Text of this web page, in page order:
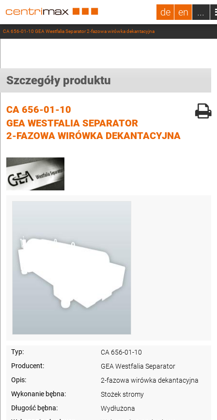
de en ...
CA 656-01-10 GEA Westfalia Separator 2-fazowa wirówka dekantacyjna
Szczegóły produktu
CA 656-01-10
GEA WESTFALIA SEPARATOR
2-FAZOWA WIRÓWKA DEKANTACYJNA
Typ:
CA 656-01-10
Producent:
GEA Westfalia Separator
Opis:
2-fazowa wirówka dekantacyjna
Wykonanie bębna:
Stożek stromy
Długość bębna:
Wydłużona